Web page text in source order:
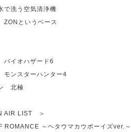
洗う空気清浄機
ZON というベース
イオハザード6
ンスターハンター4
北極
AIR LIST ＞
ROMANCE ～ヘタウマカウボーイズver. ～